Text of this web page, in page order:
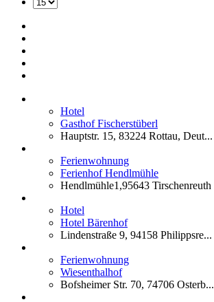
Hotel
Gasthof Fischerstüberl
Hauptstr. 15, 83224 Rottau, Deut...
Ferienwohnung
Ferienhof Hendlmühle
Hendlmühle1,95643 Tirschenreuth
Hotel
Hotel Bärenhof
Lindenstraße 9, 94158 Philippsre...
Ferienwohnung
Wiesenthalhof
Bofsheimer Str. 70, 74706 Osterb...